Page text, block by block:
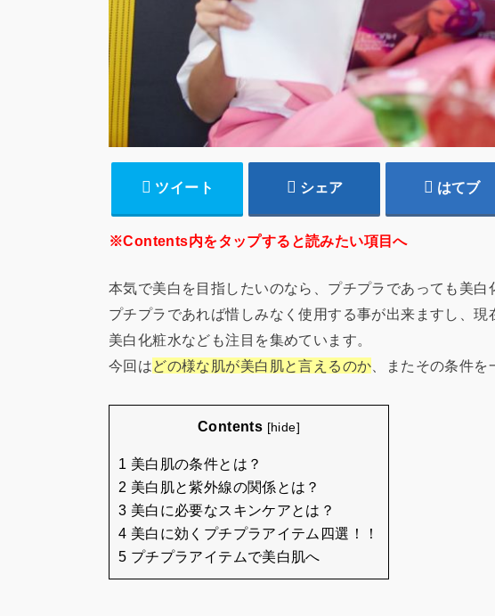
ツイート シェア はてブ
※Contents内をタップすると読みたい項目へ
本気で美白を目指したいのなら、プチプラであっても美白
プチプラであれば惜しみなく使用する事が出来ますし、
美白化粧水なども注目を集めています。
今回はどの様な肌が美白肌と言えるのか 、またその条件
Contents [hide]
1 美白肌の条件とは？
2 美白肌と紫外線の関係とは？
3 美白に必要なスキンケアとは？
4 美白に効くプチプラアイテム四選！！
5 プチプラアイテムで美白肌へ